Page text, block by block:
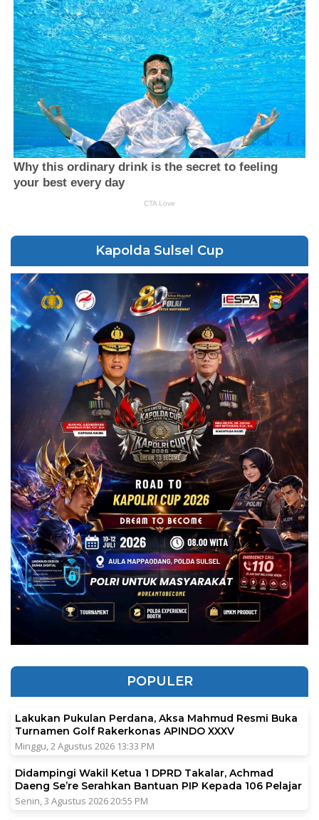
Kapolda Sulsel Cup
POPULER
Lakukan Pukulan Perdana, Aksa Mahmud Resmi Buka
Turnamen Golf Rakerkonas APINDO XXXV
Minggu, 2 Agustus 2026 13:33 PM
Didampingi Wakil Ketua 1 DPRD Takalar, Achmad
Daeng Se’re Serahkan Bantuan PIP Kepada 106 Pelajar
Senin, 3 Agustus 2026 20:55 PM